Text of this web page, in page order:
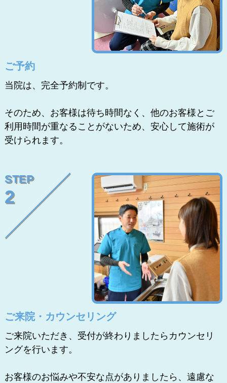
ご予約
当院は、完全予約制です。
そのため、お客様は待ち時間なく、他のお客様とご
利用時間が重なることがないため、安心して施術が
受けられます。
STEP
2
ご来院・カウンセリング
ご来院いただき、受付が終わりましたらカウンセリ
ングを行います。
お客様のお悩みや不安な点がありましたら、遠慮な